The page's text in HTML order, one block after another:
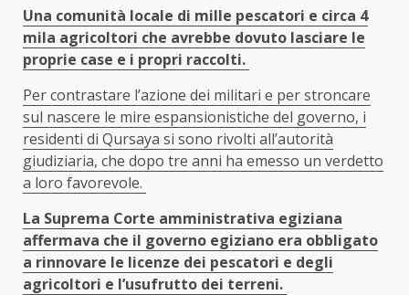
Una comunità locale di mille pescatori e circa 4
mila agricoltori che avrebbe dovuto lasciare le
proprie case e i propri raccolti.
Per contrastare l’azione dei militari e per stroncare
sul nascere le mire espansionistiche del governo, i
residenti di Qursaya si sono rivolti all’autorità
giudiziaria, che dopo tre anni ha emesso un verdetto
a loro favorevole.
La Suprema Corte amministrativa egiziana
affermava che il governo egiziano era obbligato
a rinnovare le licenze dei pescatori e degli
agricoltori e l’usufrutto dei terreni.